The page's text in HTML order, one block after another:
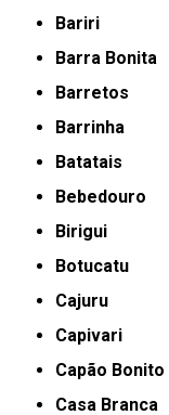
Bariri
Barra Bonita
Barretos
Barrinha
Batatais
Bebedouro
Birigui
Botucatu
Cajuru
Capivari
Capão Bonito
Casa Branca